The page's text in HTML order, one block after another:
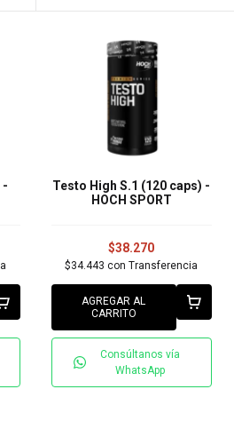
-
Testo High S.1 (120 caps) -
HOCH SPORT
$38.270
$34.443con Transferencia
AGREGAR AL
CARRITO
Consúltanos vía
WhatsApp